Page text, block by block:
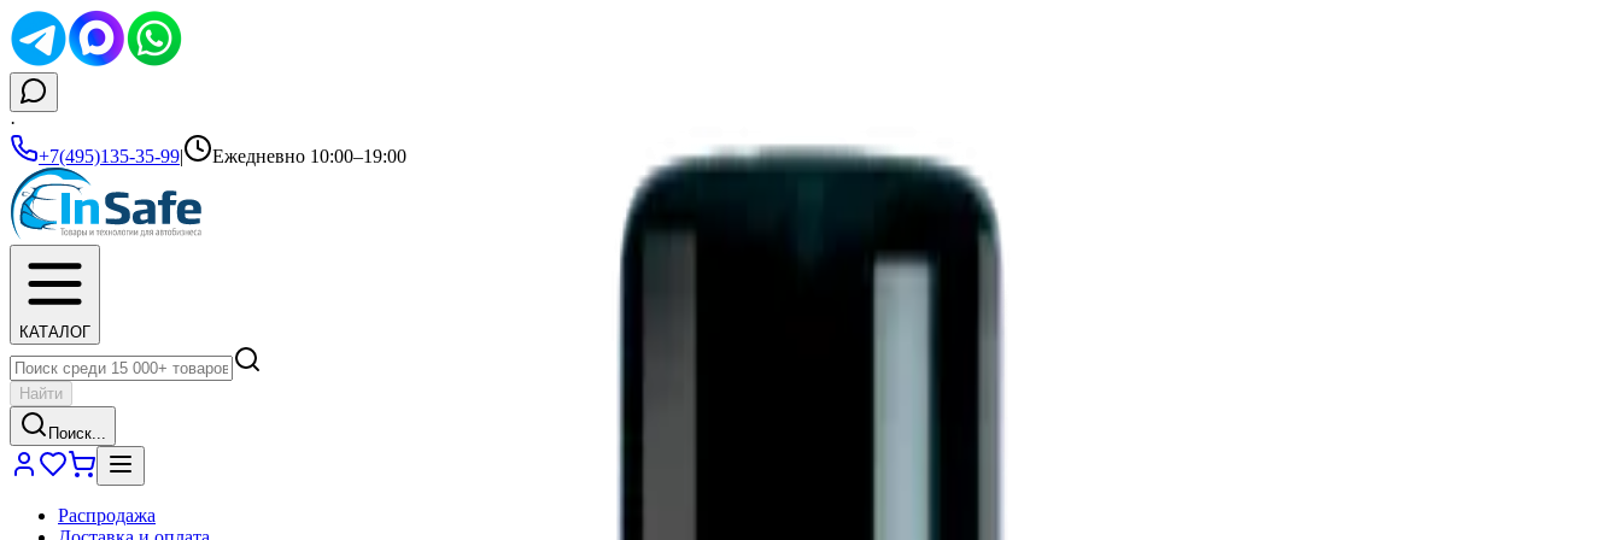
·
+7(495)135-35-99| Ежедневно 10:00–19:00
КАТАЛОГ
Найти
Поиск...
Распродажа